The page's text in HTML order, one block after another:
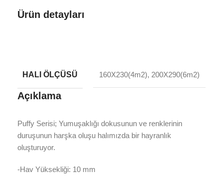
Ürün detayları
HALI ÖLÇÜSÜ 160X230(4m2), 200X290(6m2)
Açıklama
Puffy Serisi; Yumuşaklığı dokusunun ve renklerinin
duruşunun harşka oluşu halımızda bir hayranlık
oluşturuyor.
-Hav Yüksekliği: 10 mm